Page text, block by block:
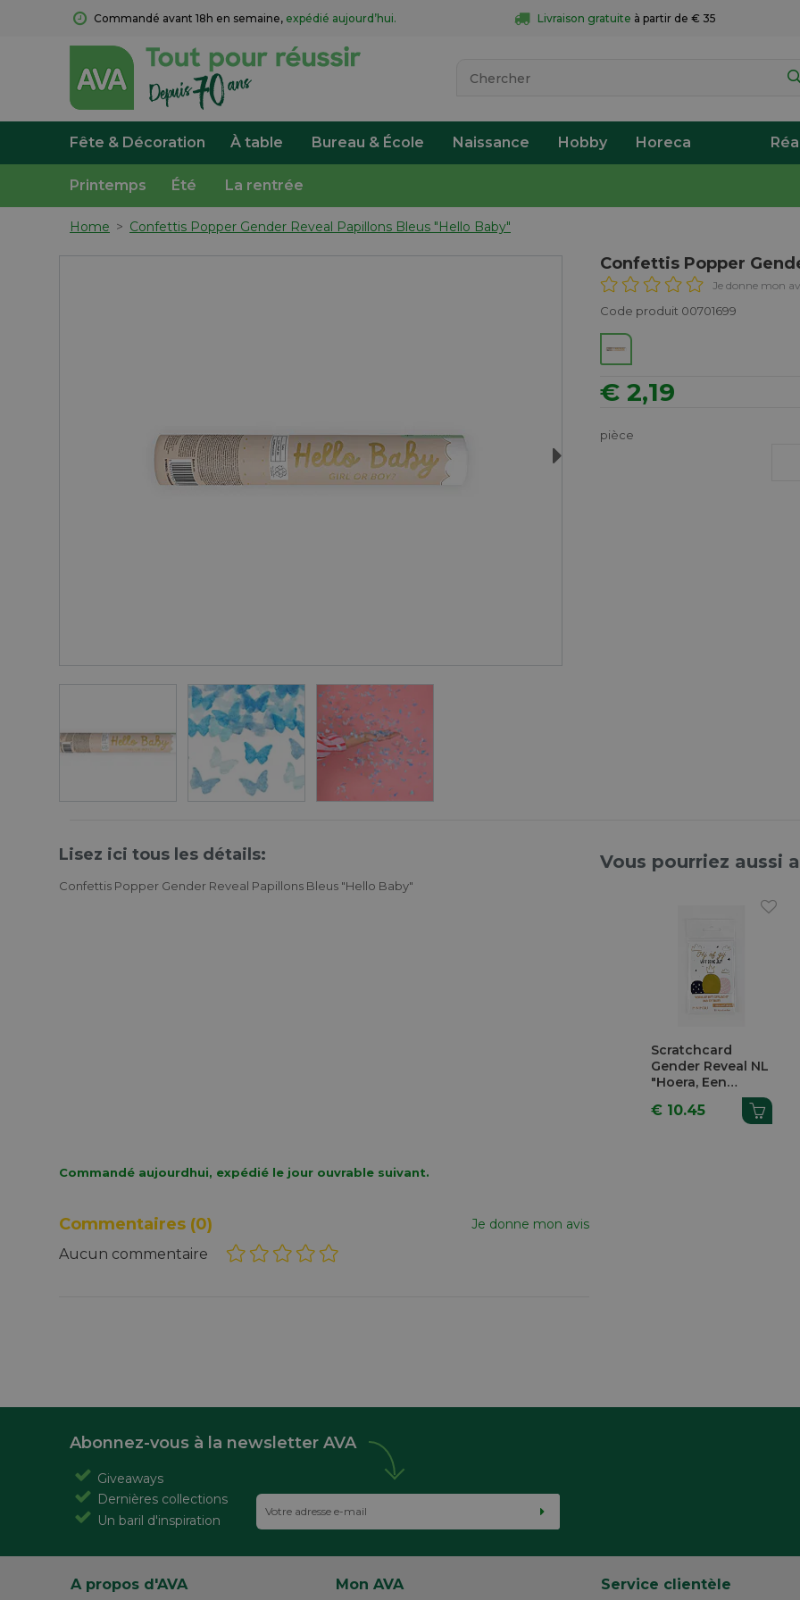
Commandé avant 18h en semaine, expédié aujourd’hui. Livraison gratuite à partir de € 35
Fête & Décoration À table Bureau & École Naissance Hobby Horeca
Printemps Été La rentrée
Home > Confettis Popper Gender Reveal Papillons Bleus "Hello Baby"
Next
Confettis Popper
Je donne mon
Code produit 00701699
€ 2,19
pièce
Lisez ici tous les détails:
Confettis Popper Gender Reveal Papillons Bleus "Hello Baby"
Vous pourriez aussi
Scratchcard
Gender Reveal NL
"Hoera, Een
Jongen" 10 Pièces
€ 10.45
Commandé aujourdhui, expédié le jour ouvrable suivant.
Commentaires (0) Je donne mon avis
Aucun commentaire
Abonnez-vous à la newsletter AVA
Giveaways
Dernières collections
Un baril d'inspiration
A propos d'AVA Mon AVA Service clientèle